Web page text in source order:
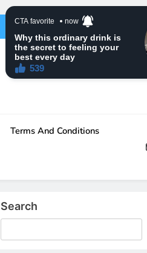
Terms And Conditions
Search